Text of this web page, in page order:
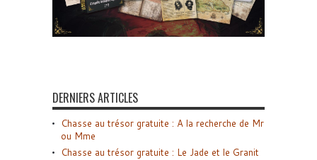
DERNIERS ARTICLES
Chasse au trésor gratuite : A la recherche de Mr
ou Mme
Chasse au trésor gratuite : Le Jade et le Granit